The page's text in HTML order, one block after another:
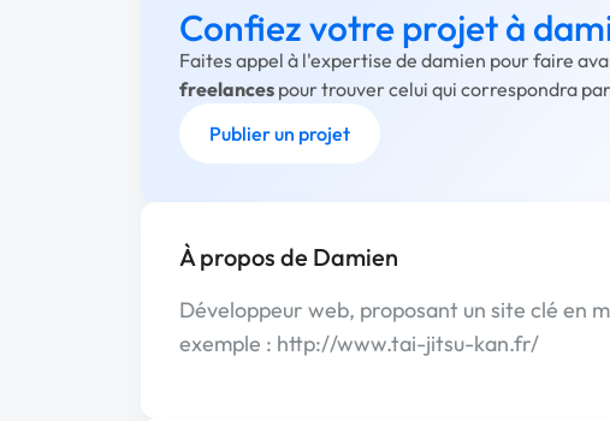
Confiez votre projet à
Faites appel à l'expertise de damien pour faire
freelances pour trouver celui qui correspondra
Publier un projet
À propos de Damien
Développeur web, proposant un site clé en
exemple : http://www.tai-jitsu-kan.fr/